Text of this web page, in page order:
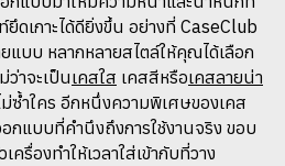
ดเกาะได้ดียิ่งขึ้น อย่างที่ CaseClub
แบบ หลากหลายสไตล์ให้คุณได้เลือก
าจะเป็นเคสใส เคสสีหรือเคสลายน่า
ม่ซ้ำใคร อีกหนึ่งความพิเศษของเคส
อกแบบที่คำนึงถึงการใช้งานจริง ขอบ
รื่องทำให้เวลาใส่เข้ากับที่วาง